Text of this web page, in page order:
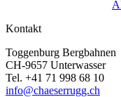
Kontakt
Toggenburg Bergbahnen
CH-9657 Unterwasser
Tel. +41 71 998 68 10
info@chaeserrugg.ch